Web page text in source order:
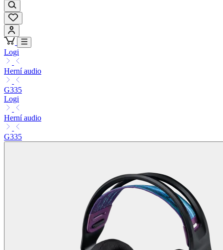
Logi
Herní audio
G335
Logi
Herní audio
G335